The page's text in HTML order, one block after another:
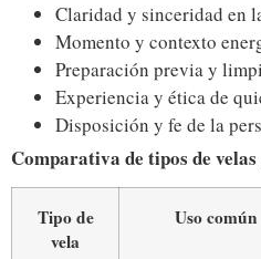
Claridad y sinceridad en
Momento y contexto
Preparación previa y
Experiencia y ética de
Disposición y fe de la
Comparativa de tipos de
Tipo de
vela
Uso común